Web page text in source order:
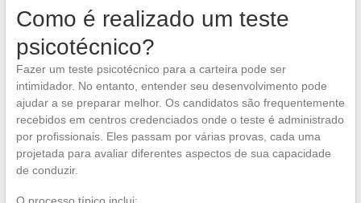
Como é realizado um teste
psicotécnico?
Fazer um teste psicotécnico para a carteira pode ser
intimidador. No entanto, entender seu desenvolvimento pode
ajudar a se preparar melhor. Os candidatos são frequentemente
recebidos em centros credenciados onde o teste é administrado
por profissionais. Eles passam por várias provas, cada uma
projetada para avaliar diferentes aspectos de sua capacidade
de conduzir.